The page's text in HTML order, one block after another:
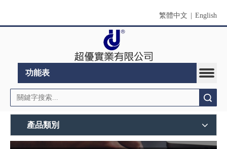
繁體中文 English
功能表
產品類別